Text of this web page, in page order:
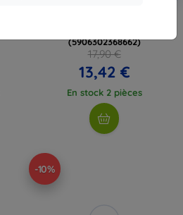
(5906302368662)
17,90 €
13,42 €
En stock 2 pièces
-10%